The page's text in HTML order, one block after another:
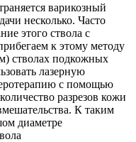
варикозный
несколько. Часто
этого ствола с
к этому методу
стволах подкожных
лазерную
с помощью
разрезов кожи
К таким
диаметре